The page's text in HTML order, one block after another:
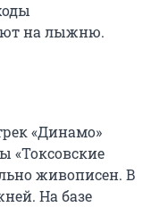
на лыжню.
«Динамо»
«Токсовские
живописен. В
На базе